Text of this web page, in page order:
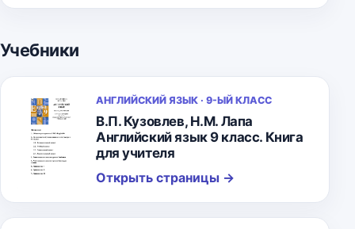
Учебники
АНГЛИЙСКИЙ ЯЗЫК · 9-ЫЙ КЛАСС
В.П. Кузовлев, Н.М. Лапа
Английский язык 9 класс. Книга
для учителя
Открыть страницы →